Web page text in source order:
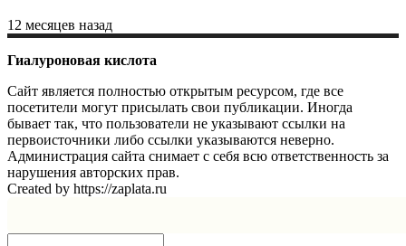
12 месяцев назад
Гиалуроновая кислота
Сайт является полностью открытым ресурсом, где все
посетители могут присылать свои публикации. Иногда
бывает так, что пользователи не указывают ссылки на
первоисточники либо ссылки указываются неверно.
Администрация сайта снимает с себя всю ответственность за
нарушения авторских прав.
Created by https://zaplata.ru